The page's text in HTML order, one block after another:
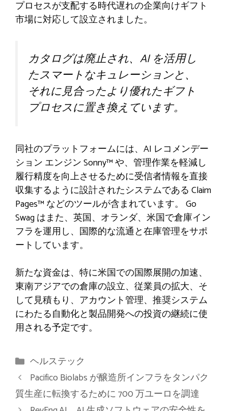
プロセスが支配する時代遅れの企業向けギフト
市場に対応して設立されました。
カタログは廃止され、AI を活用し
たスマートなキュレーションと、
それに見合ったより優れたギフト
プロセスに置き換えています。
同社のプラットフォームには、AI レコメンデー
ション エンジン Sonny™ や、管理作業を軽減し
履行精度を向上させるために受信者情報を直接
収集するように設計されたシステムである Claim
Pages™ などのツールが含まれています。 Go
Swag はまた、英国、オランダ、米国で倉庫イン
フラを運用し、国際的な流通と在庫管理をサポ
ートしています。
新たな資金は、特に米国での国際展開の加速、
東南アジアでの倉庫の設立、従業員の拡大、そ
して見積もり、アカウント管理、推奨システム
にわたる自動化と製品開発への投資の継続に使
用される予定です。
カ
テ
ゴ
リ
ヘルステック
Pacifico Biolabs が醸造所インフラをタンパク
質生産に転換するために 700 万ユーロを調達